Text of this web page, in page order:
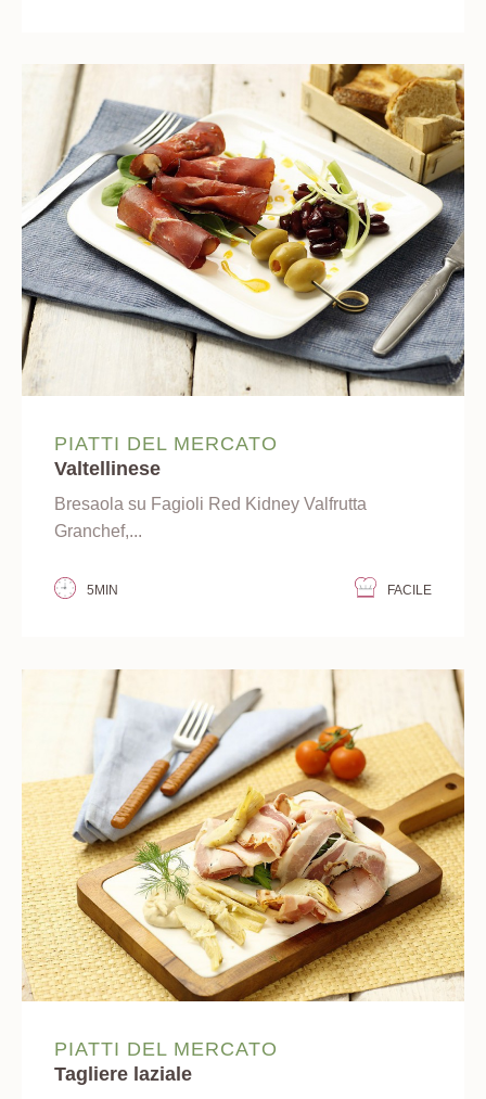
PIATTI DEL MERCATO
Valtellinese
Bresaola su Fagioli Red Kidney Valfrutta
Granchef,...
5MIN FACILE
PIATTI DEL MERCATO
Tagliere laziale